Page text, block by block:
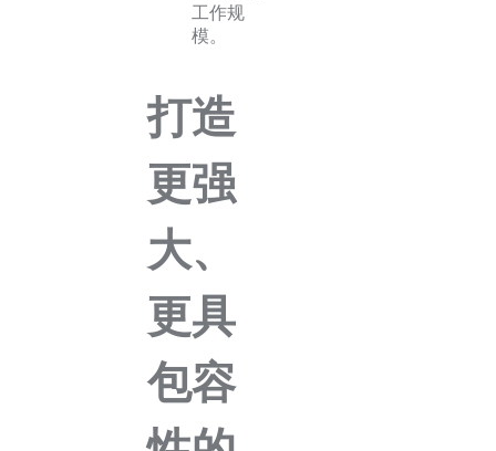
工作规
模。
打造
更强
大、
更具
包容